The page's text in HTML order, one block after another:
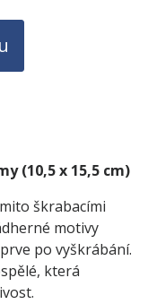
(10,5 x 15,5 cm)
škrabacími
motivy
po vyškrábání.
která